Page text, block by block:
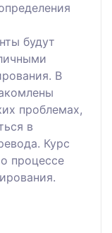
будут
В
проблемах,
в
Курс
процессе